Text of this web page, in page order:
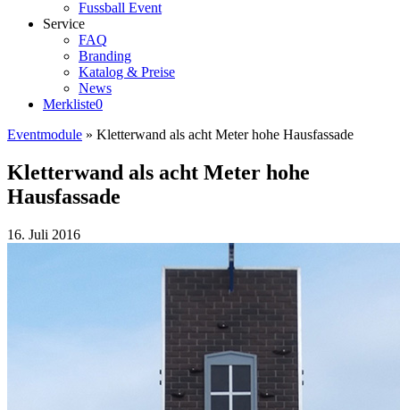
Fussball Event
Service
FAQ
Branding
Katalog & Preise
News
Merkliste0
Eventmodule » Kletterwand als acht Meter hohe Hausfassade
Kletterwand als acht Meter hohe
Hausfassade
16. Juli 2016